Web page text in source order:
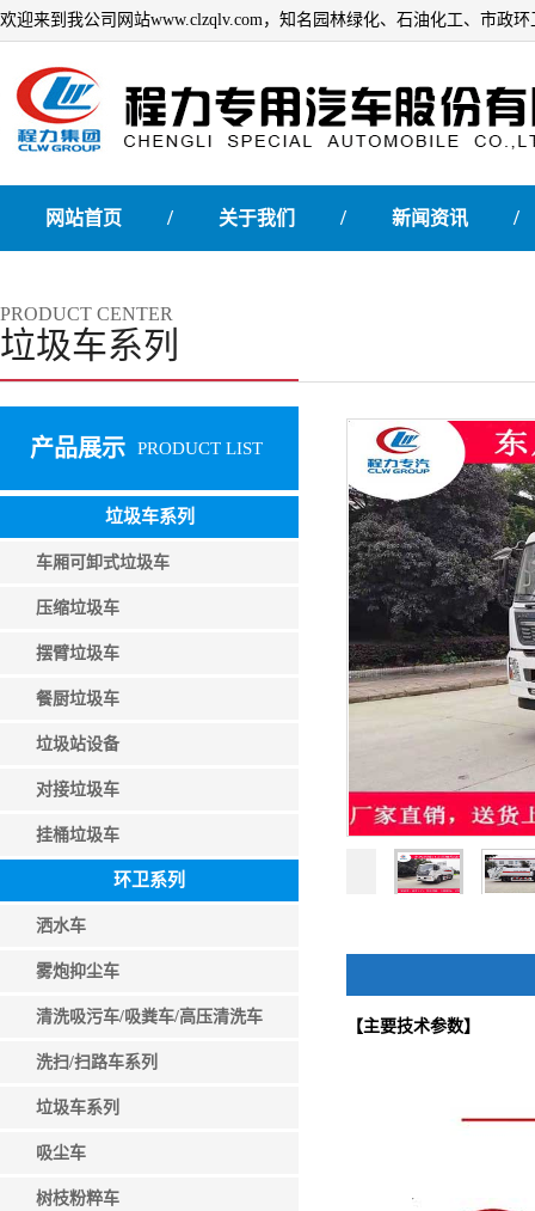
欢迎来到我公司网站www.clzqlv.com，知名园林绿化、石油化工、市政
网站首页 / 关于我们 / 新闻资讯 /
PRODUCT CENTER
垃圾车系列
产品展示 PRODUCT LIST
垃圾车系列
车厢可卸式垃圾车
压缩垃圾车
摆臂垃圾车
餐厨垃圾车
垃圾站设备
对接垃圾车
挂桶垃圾车
环卫系列
洒水车
雾炮抑尘车
清洗吸污车/吸粪车/高压清洗车
洗扫/扫路车系列
垃圾车系列
吸尘车
树枝粉粹车
【主要技术参数】